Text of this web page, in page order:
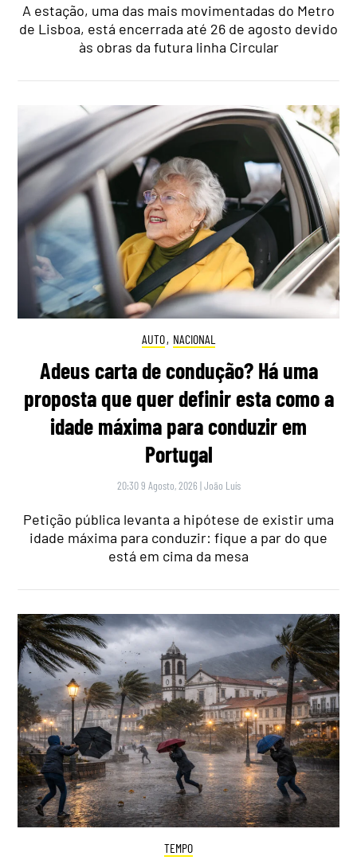
A estação, uma das mais movimentadas do Metro
de Lisboa, está encerrada até 26 de agosto devido
às obras da futura linha Circular
AUTO, NACIONAL
Adeus carta de condução? Há uma
proposta que quer definir esta como a
idade máxima para conduzir em
Portugal
20:30 9 Agosto, 2026 |João Luís
Petição pública levanta a hipótese de existir uma
idade máxima para conduzir: fique a par do que
está em cima da mesa
TEMPO